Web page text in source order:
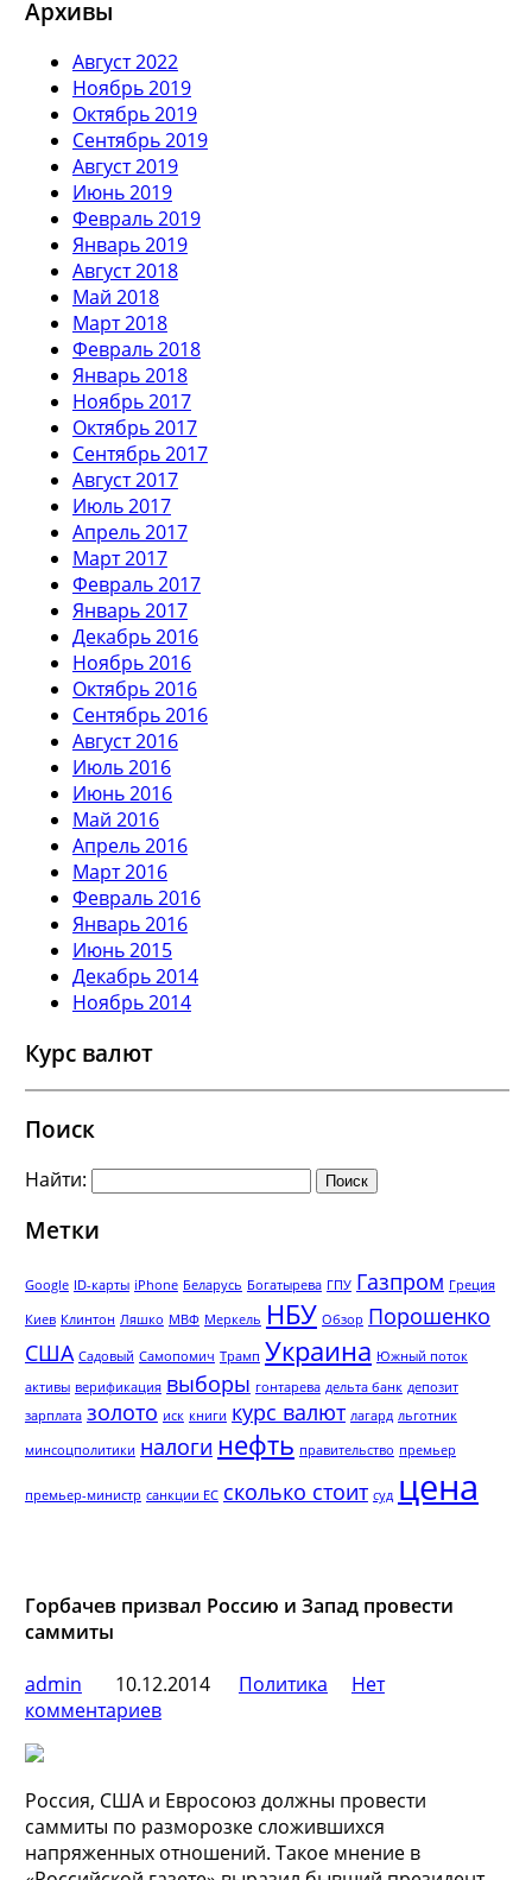
Архивы
Август 2022
Ноябрь 2019
Октябрь 2019
Сентябрь 2019
Август 2019
Июнь 2019
Февраль 2019
Январь 2019
Август 2018
Май 2018
Март 2018
Февраль 2018
Январь 2018
Ноябрь 2017
Октябрь 2017
Сентябрь 2017
Август 2017
Июль 2017
Апрель 2017
Март 2017
Февраль 2017
Январь 2017
Декабрь 2016
Ноябрь 2016
Октябрь 2016
Сентябрь 2016
Август 2016
Июль 2016
Июнь 2016
Май 2016
Апрель 2016
Март 2016
Февраль 2016
Январь 2016
Июнь 2015
Декабрь 2014
Ноябрь 2014
Курс валют
Поиск
Найти:
Метки
Google ID-карты iPhone Беларусь Богатырева ГПУ Газпром Греция
Киев Клинтон Ляшко МВФ Меркель НБУ Обзор Порошенко
США Садовый Самопомич Трамп Украина Южный поток
активы верификация выборы гонтарева дельта банк депозит
зарплата золото иск книги курс валют лагард льготник
минсоцполитики налоги нефть правительство премьер
премьер-министр санкции ЕС сколько стоит суд цена
Горбачев призвал Россию и Запад провести
саммиты
admin
10.12.2014 Политика
Нет
комментариев
Россия, США и Евросоюз должны провести
саммиты по разморозке сложившихся
напряженных отношений. Такое мнение в